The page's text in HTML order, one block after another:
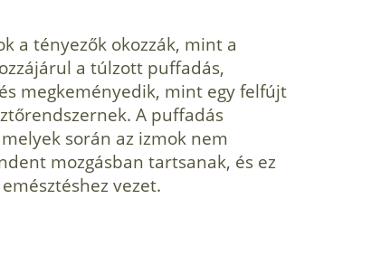
a tényezők okoz­zák, mint a
a túlzott puffadás,
megkeményedik, mint egy felfújt
A puffa­dás
során az izmok nem
mozgásban tartsanak, és ez
vezet.